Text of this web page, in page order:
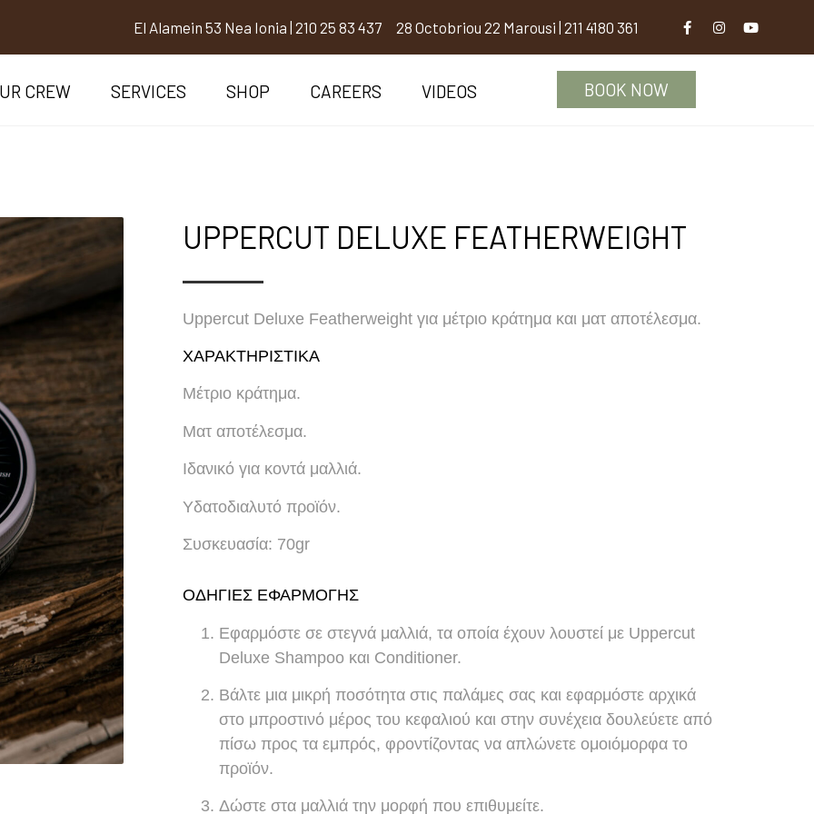
El Alamein 53 Nea Ionia | 210 25 83 437 28 Octobriou 22 Marousi | 211 4180 361
CREW SERVICES SHOP CAREERS VIDEOS BOOK NOW
UPPERCUT DELUXE FEATHERWEIGHT
Uppercut Deluxe Featherweight για μέτριο κράτημα και ματ αποτέλεσμα.
ΧΑΡΑΚΤΗΡΙΣΤΙΚΑ
Μέτριο κράτημα.
Ματ αποτέλεσμα.
Ιδανικό για κοντά μαλλιά.
Υδατοδιαλυτό προϊόν.
Συσκευασία: 70gr
ΟΔΗΓΙΕΣ ΕΦΑΡΜΟΓΗΣ
Εφαρμόστε σε στεγνά μαλλιά, τα οποία έχουν λουστεί με Uppercut
Deluxe Shampoo και Conditioner.
Βάλτε μια μικρή ποσότητα στις παλάμες σας και εφαρμόστε αρχικά
στο μπροστινό μέρος του κεφαλιού και στην συνέχεια δουλεύετε από
πίσω προς τα εμπρός, φροντίζοντας να απλώνετε ομοιόμορφα το
προϊόν.
Δώστε στα μαλλιά την μορφή που επιθυμείτε.